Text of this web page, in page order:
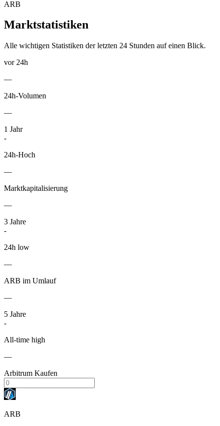
ARB
Marktstatistiken
Alle wichtigen Statistiken der letzten 24 Stunden auf einen Blick.
vor 24h
—
24h-Volumen
—
1 Jahr
-
24h-Hoch
—
Marktkapitalisierung
—
3 Jahre
-
24h low
—
ARB im Umlauf
—
5 Jahre
-
All-time high
—
Arbitrum Kaufen
ARB